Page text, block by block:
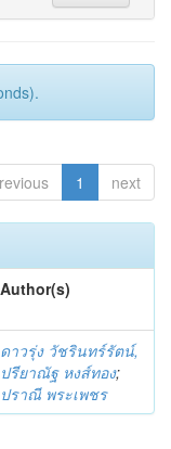
1 next
Author(s)
ดาวรุ่ง วัชรินทร์รัตน์,
ปรียาณัฐ หงส์ทอง;
ปราณี พระเพชร